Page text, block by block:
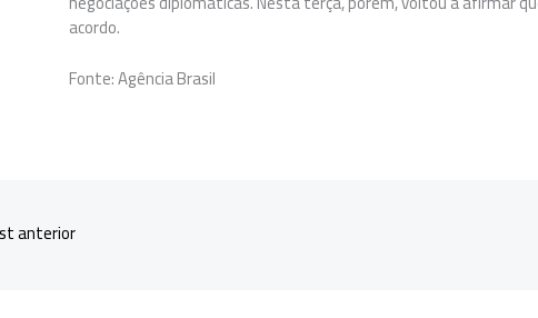
acordo.
Fonte: Agência Brasil
anterior